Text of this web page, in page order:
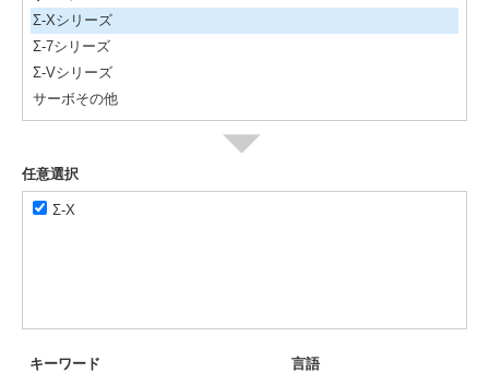
Σ-Xシリーズ
Σ-7シリーズ
Σ-Vシリーズ
サーボその他
任意選択
Σ-X
キーワード
言語